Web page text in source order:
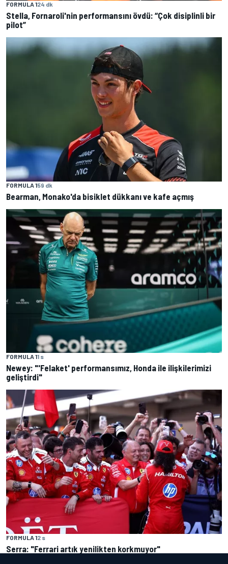
FORMULA 124 dk
Stella, Fornaroli'nin performansını övdü: “Çok disiplinli bir
pilot”
FORMULA 159 dk
Bearman, Monako'da bisiklet dükkanı ve kafe açmış
FORMULA 11 s
Newey: "'Felaket' performansımız, Honda ile ilişkilerimizi
geliştirdi"
FORMULA 12 s
Serra: "Ferrari artık yenilikten korkmuyor"